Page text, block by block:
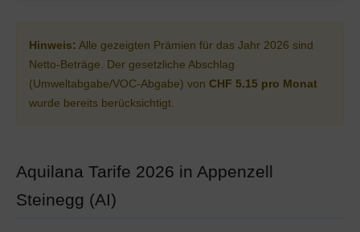
Hinweis: Alle gezeigten Prämien für das Jahr 2026 sind
Netto-Beträge. Der gesetzliche Abschlag
(Umweltabgabe/VOC-Abgabe) von CHF 5.15 pro Monat
wurde bereits berücksichtigt.
Aquilana Tarife 2026 in Appenzell
Steinegg (AI)